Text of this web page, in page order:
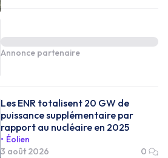
Annonce partenaire
Les ENR totalisent 20 GW de
puissance supplémentaire par
rapport au nucléaire en 2025
Éolien
3 août 2026
0